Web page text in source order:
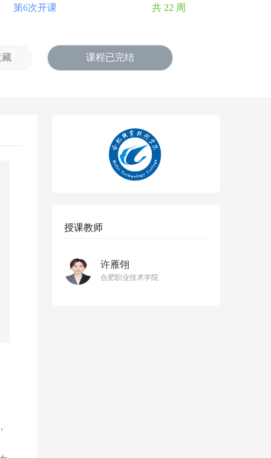
第6次开课 共 22 周
藏 课程已完结
授课教师
许雁翎
合肥职业技术学院